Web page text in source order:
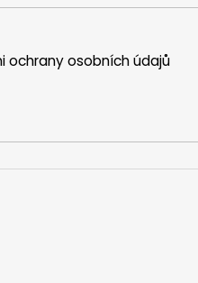
ochrany osobních údajů